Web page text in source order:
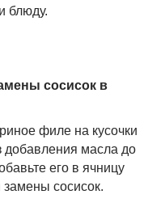
блюду.
сосисок в
филе на кусочки
добавления масла до
его в ячницу
замены сосисок.